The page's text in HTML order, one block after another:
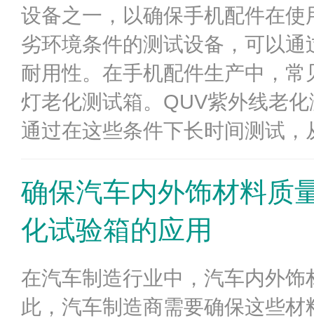
设备之一，以确保手机配件在
劣环境条件的测试设备，可以
耐用性。在手机配件生产中，
灯老化测试箱。QUV紫外线老
通过在这些条件下长时间测试，
确保汽车内外饰材料质
化试验箱的应用
在汽车制造行业中，汽车内外
此，汽车制造商需要确保这些